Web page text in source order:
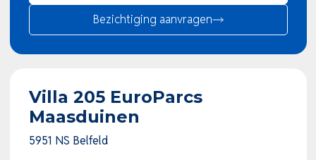
Villa 205 EuroParcs
Maasduinen
5951 NS Belfeld
Bezichtiging aanvragen